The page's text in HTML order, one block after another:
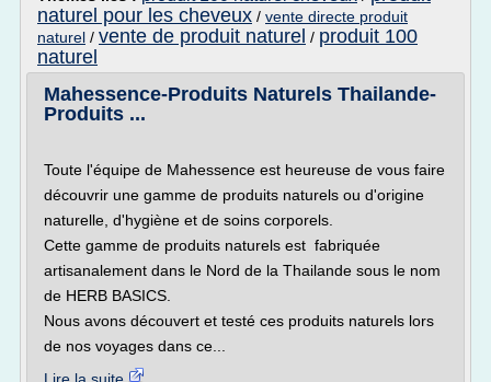
naturel pour les cheveux / vente directe produit
naturel / vente de produit naturel / produit 100
naturel
Mahessence-Produits Naturels Thailande-
Produits ...
Toute l'équipe de Mahessence est heureuse de vous faire
découvrir une gamme de produits naturels ou d'origine
naturelle, d'hygiène et de soins corporels.
Cette gamme de produits naturels est fabriquée
artisanalement dans le Nord de la Thailande sous le nom
de HERB BASICS.
Nous avons découvert et testé ces produits naturels lors
de nos voyages dans ce...